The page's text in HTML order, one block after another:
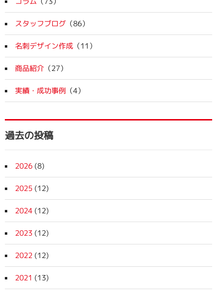
スタッフブログ （86）
名刺デザイン作成 （11）
商品紹介 （27）
実績・成功事例 （4）
過去の投稿
2026 (8)
2025 (12)
2024 (12)
2023 (12)
2022 (12)
2021 (13)